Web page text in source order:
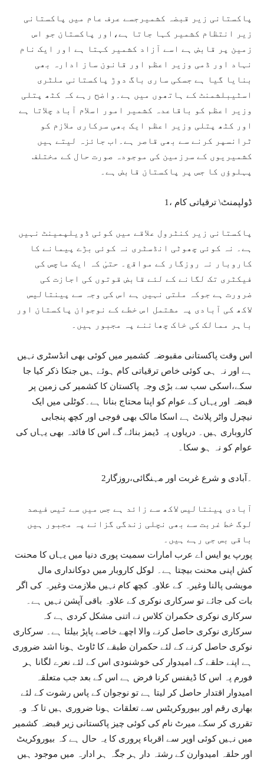
پاکستانی زیر قبضہ کشمیرجسے عرف عام میں پاکستانی
زیر انتظام کشمیر کہا جاتا ہے،اور پاکستان جو اس
زمین پر قابض ہے اسے آزاد کشمیر کہتا ہے اور ایک نام
نہاد اور ڈمی وزیر اعظم اور قانون ساز ادارہ بھی
بنایا گیا ہے جسکی ساری باگ دوڑ پاکستانی ملٹری
اسٹیبلشمنٹ کے ہاتھوں میں ہے۔واضح رہے کہ کٹھ پتلی
وزیر اعظم کو باقاعدہ کشمیر امور اسلام آباد چلاتا ہے
اور کٹھ پتلی وزیر اعظم ایک بھی سرکاری ملازم کو
ٹرانسپر کرنے سے بھی قاصر ہے۔اب جائزہ لیتے ہیں
کشمیریوں کے سرزمین کی موجودہ صورت حال کے مختلف
پہلوؤں کا جس پر پاکستان قابض ہے۔
1، ڈولپمنٹ\ ترقیاتی کام
پاکستانی زیر کنٹرول علاقے میں کوئی ڈویلپمینٹ نہیں
ہے۔ نہ کوئی چھوٹی انڈسٹری نہ کوئی بڑے پیمانے کا
کاروبار نہ روزگار کے مواقع۔ حتیٰ کہ ایک ماچس کی
فیکٹری تک لگانے کے لئے قابض قوتوں کی اجازت کی
ضرورت ہے جوکہ ملتی نہیں ہے اس کی وجہ سے پینتالیس
لاکھ کی آبادی پہ مشتمل اس خطے کے نوجوان پاکستان اور
باہر ممالک کی خاک چھاننے پہ مجبور ہیں۔
اس وقت پاکستانی مقبوضہ کشمیر میں کوئی بھی انڈسٹری نہیں
ہے اور نہ ہی کوئی خاص ترقیاتی کام ہوئے ہیں جنکا ذکر کیا جا
سکے،اسکی سب سے بڑی وجہ پاکستان کا کشمیر کی زمین پر
قبضہ اور یہاں کے عوام کو اپنا محتاج بنانا ہے۔کوٹلی میں ایک
نیچرل واٹر پلانٹ ہے اسکا مالک بھی فوجی اور کچھ پنجابی
کاروباری ہیں۔ دریاوں پہ ڈیمز بنائے گے اس کا فائدہ بھی یہاں کی
عوام کو نہ ہو سکا۔
2۔آبادی و شرع غربت اور مہنگائی،روزگار
آبادی پینتالیس لاکھ سے زائد ہے جس میں سے تیس فیصد
لوگ خط غربت سے بھی نچلی زندگی گزانے پہ مجبور ہیں
باقی بس جی رہے ہیں۔
پورپ یو ایس اے عرب امارات سمیت پوری دنیا میں یہاں کا محنت
کش اپنی محنت بیچتا ہے۔ لوکل کاروبار میں دوکانداری مال
مویشی پالنا وغیرہ کے علاوہ کچھ کام نہیں ملازمت وغیرہ کی اگر
بات کی جائے تو سرکاری نوکری کے علاوہ باقی آپشن نہیں ہے۔
سرکاری نوکری حکمران کلاس نے اتنی مشکل کردی ہے کہ
سرکاری نوکری حاصل کرنے والا اچھے خاصے پاپڑ بیلتا ہے۔ سرکاری
نوکری حاصل کرنے کے لئے حکمران طبقے کا ٹاوٹ ہونا اشد ضروری
ہے اپنے حلقے کے امیدوار کی خوشنودی اس کے لئے نعرے لگانا ہر
فورم پہ اس کا ڈیفنس کرنا فرض ہے اس کے بعد جب متعلقہ
امیدوار اقتدار حاصل کر لیتا ہے تو نوجوان کے پاس رشوت کے لئے
بھاری رقم اور بیوروکریٹس سے تعلقات ہونا ضروری ہیں تا کہ وہ
تقرری کر سکے میرٹ نام کی کوئی چیز پاکستانی زیر قبضہ کشمیر
میں نہیں کوئی اوپر سے اقرباء پروری کا یہ حال ہے کہ بیوروکریٹ
اور حلقہ امیدوارن کے رشتہ دار ہر جگہ ہر ادارہ میں موجود ہیں